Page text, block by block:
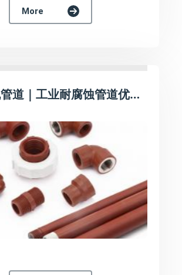
More
浙江亿帆管道｜工业耐腐蚀管道优选｜亿帆PPH棕色管材丝扣配件整套配套